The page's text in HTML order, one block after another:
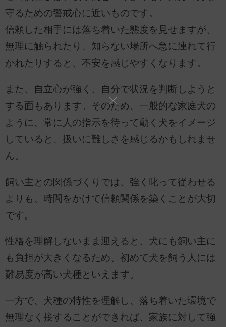
守るための警戒心に近いものです。
信頼した相手には落ち着いた態度を見せますが、
無理に触られたり、知らない場所へ急に連れて行
かれたりすると、不安を感じやすくなります。
また、自立心が強く、自分で状況を判断しようと
する面もあります。そのため、一般的な家庭犬の
ように、常に人の指示を待って動く犬をイメージ
していると、扱いに難しさを感じるかもしれませ
ん。
飼い主との関係づくりでは、強く叱って従わせる
よりも、時間をかけて信頼関係を築くことが大切
です。
性格を理解しないまま迎えると、犬にも飼い主に
も負担が大きくなるため、初めて犬を飼う人には
難易度が高い犬種といえます。
一方で、犬種の特性を理解し、落ち着いた環境で
無理なく接することができれば、家族に対して強